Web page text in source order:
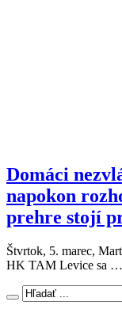
Domáci
napokon
prehre stojí
Štvrtok, 5. marec,
HK TAM Levice sa …